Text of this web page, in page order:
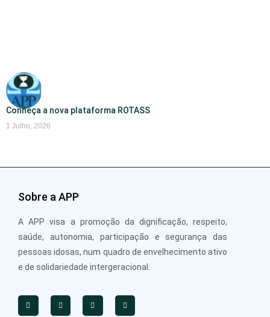
Conheça a nova plataforma ROTASS
1 Julho, 2026
Sobre a APP
A APP visa a promoção da dignificação, respeito,
saúde, autonomia, participação e segurança das
pessoas idosas, num quadro de envelhecimento ativo
e de solidariedade intergeracional.